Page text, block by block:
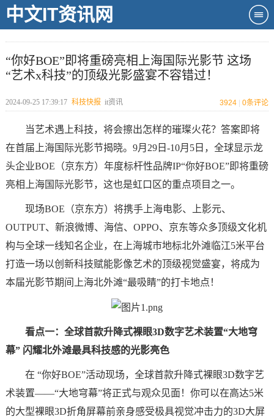
中文IT资讯网
“你好BOE”即将重磅亮相上海国际光影节 这场
“艺术x科技”的顶级光影盛宴不容错过！
2024-09-25 17:39:17 科技快报 it资讯 3924 0条评论
当艺术遇上科技，将会擦出怎样的璀璨火花？答案即将
在首届上海国际光影节揭晓。9月29日-10月5日，全球显示龙
头企业BOE（京东方）年度标杆性品牌IP“你好BOE”即将重磅
亮相上海国际光影节，这也是虹口区的重点项目之一。
现场BOE（京东方）将携手上海电影、上影元、
OUTPUT、新浪微博、海信、OPPO、京东等众多顶级文化机
构与全球一线知名企业，在上海城市地标北外滩临江5米平台
打造一场以创新科技赋能影像艺术的顶级视觉盛宴，将成为
本届光影节期间上海北外滩“最吸睛”的打卡地点！
看点一：全球首款升降式裸眼3D数字艺术装置“大地穹
幕” 闪耀北外滩最具科技感的光影亮色
在 “你好BOE”活动现场，全球首款升降式裸眼3D数字艺
术装置——“大地穹幕”将正式与观众见面！你可以在高达5米
的大型裸眼3D折角屏幕前亲身感受极具视觉冲击力的3D大屏